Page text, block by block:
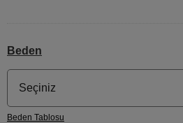
Beden
Seçiniz
Beden Tablosu